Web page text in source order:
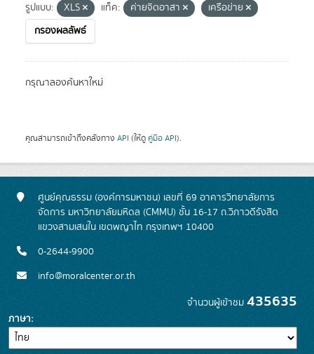
รูปแบบ: XLS แท็ค: ค่ายจิตอาสา
เครือข่าย
กรองผลลัพธ์
กรุณาลองค้นหาใหม่
คุณสามารถเข้าถึงคลังทาง API (ให้ดู คู่มือ API).
ศูนย์คุณธรรม (องค์การมหาชน) เลขที่ 69 อาคารวิทยาลัยการ
จัดการ มหาวิทยาลัยมหิดล (CMMU) ชั้น 16-17 ถ.วิภาวดีรังสิต
แขวงสามเสนใน เขตพญาไท กรุงเทพฯ 10400
0-2644-9900
info@moralcenter.or.th
จำนวนผู้เข้าชม 435635
ภาษา